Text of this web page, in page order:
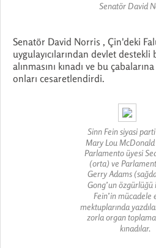
Senatör David
Senatör David Norris , Çin'deki
uygulayıcılarından devlet destekli
alınmasını kınadı ve bu
onları cesaretlendirdi.
Sinn Fein siyasi parti
Mary Lou
Parlamento üyesi
(orta) ve
Gerry Adams
Gong’un özgürlüğü
Fein’in mücadele
mektuplarında
zorla organ
kınadılar.